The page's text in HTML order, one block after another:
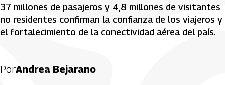
37 millones de pasajeros y 4,8 millones de visitantes
no residentes confirman la confianza de los viajeros y
el fortalecimiento de la conectividad aérea del país.
PorAndrea Bejarano